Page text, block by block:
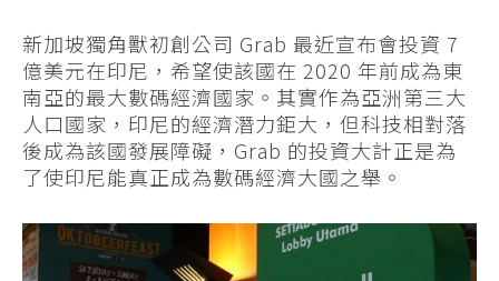
新加坡獨角獸初創公司 Grab 最近宣布會投資 7
億美元在印尼，希望使該國在 2020 年前成為東
南亞的最大數碼經濟國家。其實作為亞洲第三大
人口國家，印尼的經濟潛力鉅大，但科技相對落
後成為該國發展障礙，Grab 的投資大計正是為
了使印尼能真正成為數碼經濟大國之舉。